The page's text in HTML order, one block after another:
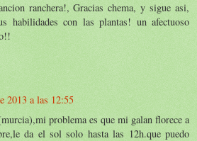
ranchera!, Gracias chema, y sigue asi,
habilidades con las plantas! un afectuoso
2013 a las 12:55
problema es que mi galan florece a
da el sol solo hasta las 12h.que puedo